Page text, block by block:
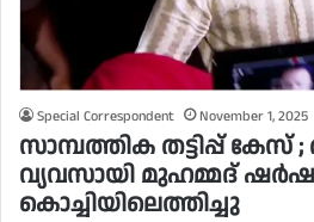
Special Correspondent November 1, 2025
സാമ്പത്തിക തട്ടിപ്പ് കേസ് ;
വ്യവസായി മുഹമ്മദ്
കൊച്ചിയിലെത്തിച്ചു